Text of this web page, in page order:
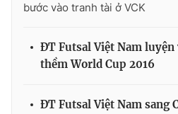
bước vào tranh tài ở VCK
ĐT Futsal Việt Nam
thềm World Cup 2016
ĐT Futsal Việt Nam sang